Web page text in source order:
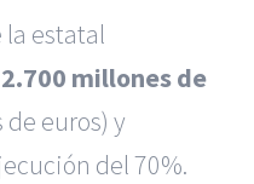
la estatal
2.700 millones de
euros) y
del 70%.